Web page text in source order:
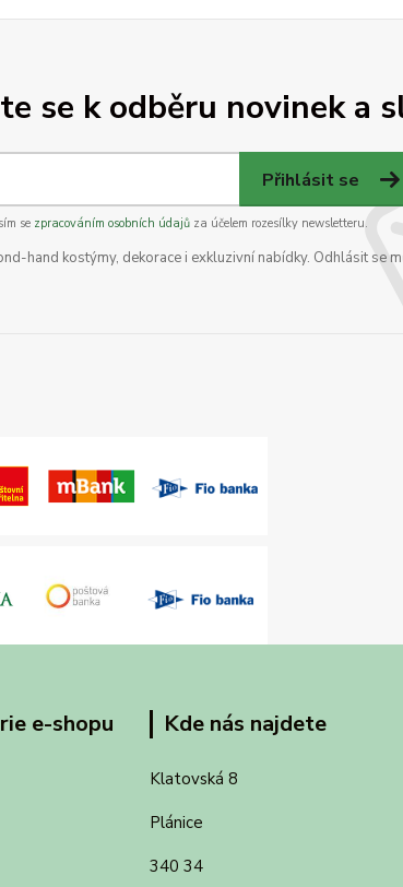
se k odběru novinek a
Přihlásit se
se zpracováním osobních údajůza účelem rozesílky newsletteru.
hand kostýmy, dekorace i exkluzivní nabídky. Odhlásit se
e-shopu Kde nás najdete
Klatovská 8
Plánice
340 34